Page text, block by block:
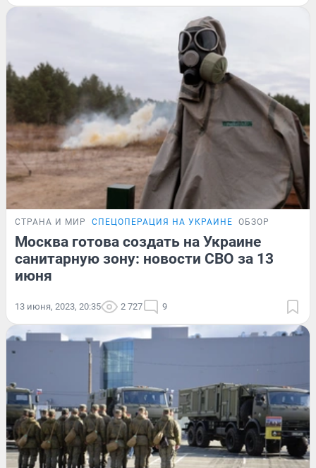
СТРАНА И МИР СПЕЦОПЕРАЦИЯ НА УКРАИНЕ ОБЗОР
Москва готова создать на Украине
санитарную зону: новости СВО за 13
июня
13 июня, 2023, 20:35 2 727 9